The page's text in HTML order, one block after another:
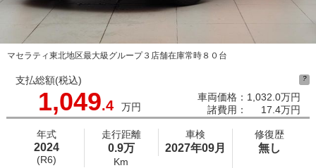
マセラティ東北地区最大級グループ３店舗在庫常時８０台
支払総額(税込)
1,049.4 万円
車両価格：
諸費用：
1,032.0万円
17.4万円
?
年式
2024
(R6)
走行距離
0.9万
Km
車検
2027年09月
修復歴
無し